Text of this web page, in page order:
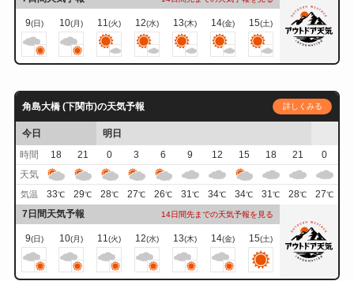
9(日) 10(月) 11(火) 12(水) 13(木) 14(金) 15(土)
角島大橋 (下関市)の天気予報 詳しくみる
今日
明日
時間
18 21 0 3 6 9 12 15 18 21
0
天気
気温 33℃ 29℃ 28℃ 27℃ 26℃ 31℃ 34℃ 34℃ 31℃ 28℃ 27℃
7日間天気予報 14日間先までの天気予報を見る
9(日) 10(月) 11 (火) 12(水) 13(木) 14(金) 15(土)